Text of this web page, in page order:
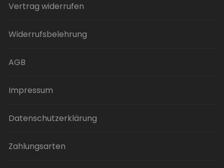
Vertrag widerrufen
Widerrufsbelehrung
AGB
Impressum
Datenschutzerklärung
Zahlungsarten